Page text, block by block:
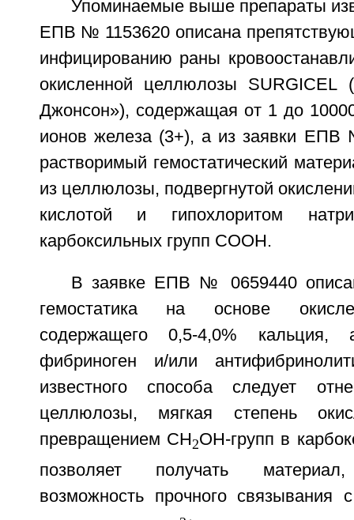
Упоминаемые выше препараты
ЕПВ № 1153620 описана
инфицированию раны
окисленной целлюлозы
Джонсон»), содержащая от 1 до
ионов железа (3+), а из заявки ЕПВ
растворимый гемостатический
из целлюлозы, подвергнутой
кислотой и гипохлоритом
карбоксильных групп COOH.
В заявке ЕПВ № 0659440
гемостатика на основе
содержащего 0,5-4,0%
фибриноген и/или
известного способа следует
целлюлозы, мягкая степень
превращением CH2OH-групп в
позволяет получать
возможность прочного связывания